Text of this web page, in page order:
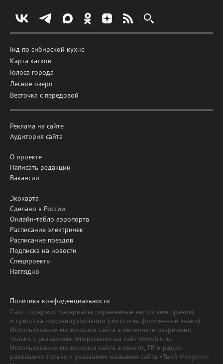
Гид по сибирской кухне
Карта катков
Голоса города
Лесное озеро
Весточка с передовой
Реклама на сайте
Аудитория сайта
О проекте
Написать редакции
Вакансии
Экокарта
Сделано в России
Онлайн-табло аэропорта
Расписание электричек
Расписание поездов
Подписка на новости
Спецпроекты
Наглядно
Политика конфиденциальности
Сайт содержит материалы, охраняемые авторским правом,
и средства индивидуализации (логотипы, фирменные знаки).
Использование материалов сайта в интернете разрешено
только с указанием гиперссылки на сайт www.irk.ru.
Использование материалов сайта в печати, ТВ и радио
разрешено только с указанием названия сайта «Твой Иркутск».